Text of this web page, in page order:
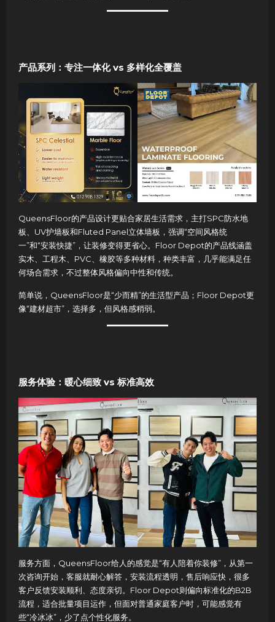
产品系列：专注一体化 vs 多样化全覆盖
QueensFloor的产品设计更贴合家居生活需求，主打SPC防水地
板、UV护墙板和Fluted Panel立体墙板，强调“空间风格统
一”和“安装快捷”，让装修变得更省心。Floor Depot的产品线涵盖
实木、工程木、PVC、橡胶等多种材料，种类丰富，几乎能满足任
何场合需求，不过整体风格偏向中性和传统。
简单说，QueensFloor是“少而精”的生活型产品；Floor Depot更
像“建材超市”，选择多，但风格感稍弱。
服务体验：暖心细致 vs 标准高效
服务方面，QueensFloor给人的感觉是“有人陪着你装修”，从第一
次咨询开始，客服就耐心解答，安装流程透明，售后响应快，很多
客户反馈安装顺利、态度亲切。Floor Depot则偏向标准化的B2B
流程，适合批量项目运作，但面对普通家庭客户时，可能感觉有
些“冷冰冰”，少了点个性化服务。